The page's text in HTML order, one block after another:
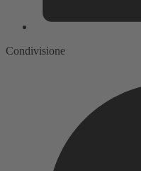
Condivisione